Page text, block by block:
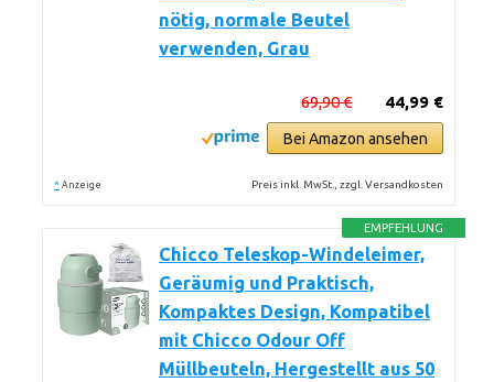
nötig, normale Beutel
verwenden, Grau
44,99 €
69,90 €
Bei Amazon ansehen
* Anzeige Preis inkl. MwSt., zzgl. Versandkosten
EMPFEHLUNG
Chicco Teleskop-Windeleimer,
Geräumig und Praktisch,
Kompaktes Design, Kompatibel
mit Chicco Odour Off
Müllbeuteln, Hergestellt aus 50